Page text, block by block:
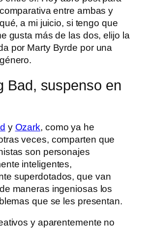
entre ambas y
a mi juicio, si tengo que
gusta más de las dos, elijo la
por Marty Byrde por una
Bad, suspenso en
y Ozark, como ya he
veces, comparten que
son personajes
inteligentes,
superdotados, que van
maneras ingeniosas los
que se les presentan.
y aparentemente no